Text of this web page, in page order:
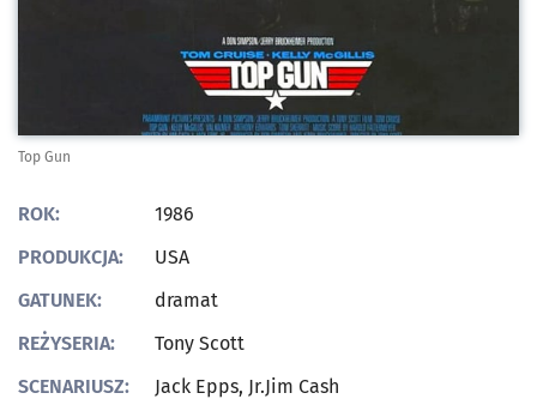
Top Gun
ROK:
1986
PRODUKCJA:
USA
GATUNEK:
dramat
REŻYSERIA:
Tony Scott
SCENARIUSZ:
Jack Epps, Jr.Jim Cash